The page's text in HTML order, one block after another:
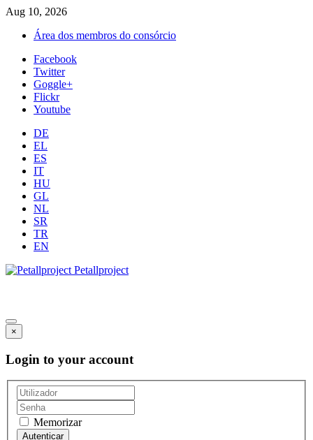
Aug 10, 2026
Área dos membros do consórcio
Facebook
Twitter
Goggle+
Flickr
Youtube
DE
EL
ES
IT
HU
GL
NL
SR
TR
EN
Petallproject
×
Login to your account
Memorizar